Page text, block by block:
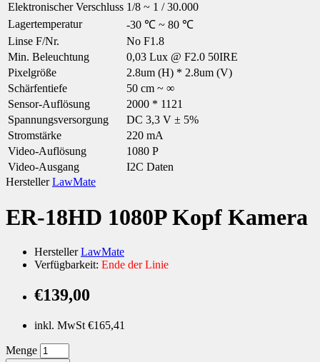
Elektronischer Verschluss 1/8 ~ 1 / 30.000
Lagertemperatur
-30 ℃ ~ 80 ℃
Linse F/Nr.
No F1.8
Min. Beleuchtung
0,03 Lux @ F2.0 50IRE
Pixelgröße
2.8um (H) * 2.8um (V)
Schärfentiefe
50 cm ~ ∞
Sensor-Auflösung
2000 * 1121
Spannungsversorgung
DC 3,3 V ± 5%
Stromstärke
220 mA
Video-Auflösung
1080 P
Video-Ausgang
I2C Daten
HerstellerLawMate
ER-18HD 1080P Kopf Kamera
HerstellerLawMate
Verfügbarkeit: Ende der Linie
€139,00
inkl. MwSt €165,41
Menge